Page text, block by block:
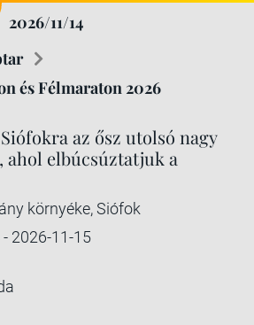
2026/11/14
és Félmaraton 2026
az ősz utolsó nagy
ahol elbúcsúztatjuk a
környéke, Siófok
2026-11-15